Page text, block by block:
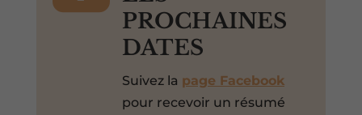
PROCHAINES
DATES
Suivez la page Facebook
pour recevoir un résumé